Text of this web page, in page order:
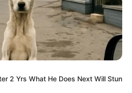
0
2 Yrs What He Does Next Will Stun